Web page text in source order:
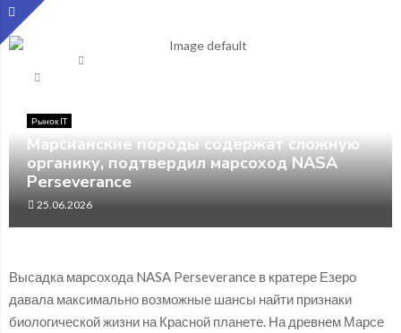
Рынок IT
Марсианские породы содержат сложную
органику, подтвердил марсоход NASA
Perseverance
25.06.2026
Высадка марсохода NASA Perseverance в кратере Езеро
давала максимально возможные шансы найти признаки
биологической жизни на Красной планете. На древнем Марсе